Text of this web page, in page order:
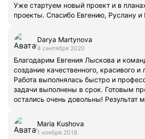
Уже стартуем новый проект и в
проекты. Спасибо Евгению, Руслану
Darya Martynova
4 сентября 2020
Благодарим Евгения Лыскова и
создание качественного, красивого и
Работа выполнялась быстро и
задачи выполнены в срок. Готовым
остались очень довольны! Результат
Maria Kushova
1 ноября 2018